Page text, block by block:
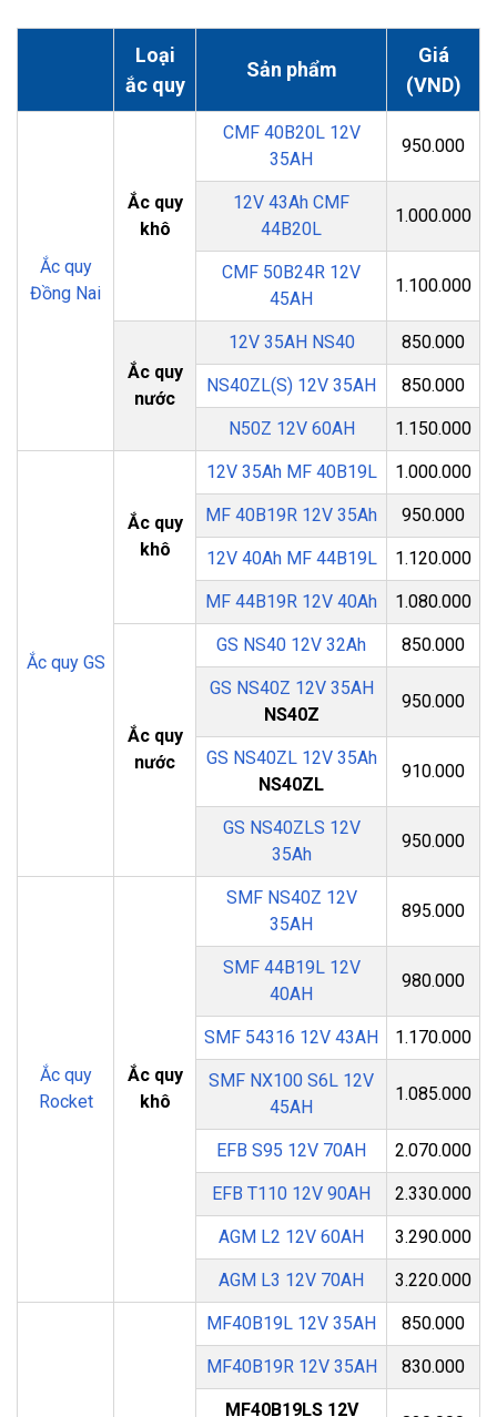
Loại
ắc quy
Sản phẩm
Giá
(VND)
Ắc quy
Đồng Nai
Ắc quy
khô
CMF 40B20L 12V
35AH
950.000
12V 43Ah CMF
44B20L
1.000.000
CMF 50B24R 12V
45AH
1.100.000
Ắc quy
nước
12V 35AH NS40 850.000
NS40ZL(S) 12V 35AH 850.000
N50Z 12V 60AH 1.150.000
Ắc quy GS
Ắc quy
khô
12V 35Ah MF 40B19L 1.000.000
MF 40B19R 12V 35Ah 950.000
12V 40Ah MF 44B19L 1.120.000
MF 44B19R 12V 40Ah 1.080.000
Ắc quy
nước
GS NS40 12V 32Ah 850.000
GS NS40Z 12V 35AH
NS40Z
950.000
GS NS40ZL 12V 35Ah
NS40ZL
910.000
GS NS40ZLS 12V
35Ah
950.000
Ắc quy
Rocket
Ắc quy
khô
SMF NS40Z 12V
35AH
895.000
SMF 44B19L 12V
40AH
980.000
SMF 54316 12V 43AH 1.170.000
SMF NX100 S6L 12V
45AH
1.085.000
EFB S95 12V 70AH 2.070.000
EFB T110 12V 90AH 2.330.000
AGM L2 12V 60AH 3.290.000
AGM L3 12V 70AH 3.220.000
MF40B19L 12V 35AH 850.000
MF40B19R 12V 35AH 830.000
MF40B19LS 12V